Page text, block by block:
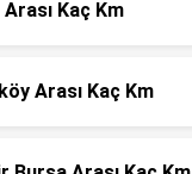
Kaç Km
Arası Kaç Km